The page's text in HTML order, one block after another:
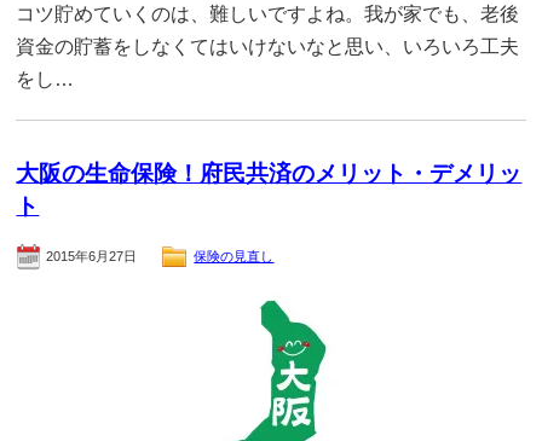
コツ貯めていくのは、難しいですよね。我が家でも、老後
資金の貯蓄をしなくてはいけないなと思い、いろいろ工夫
をし…
大阪の生命保険！府民共済のメリット・デメリッ
ト
2015年6月27日 保険の見直し